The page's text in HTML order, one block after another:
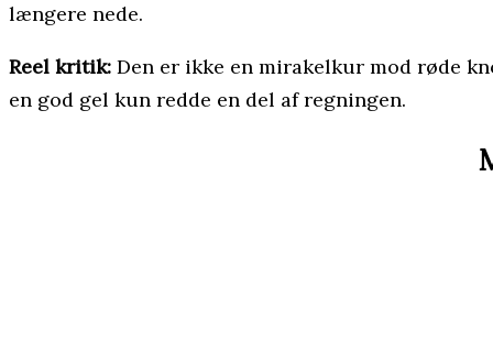
længere nede.
Reel kritik: Den er ikke en mirakelkur mod røde
en god gel kun redde en del af regningen.